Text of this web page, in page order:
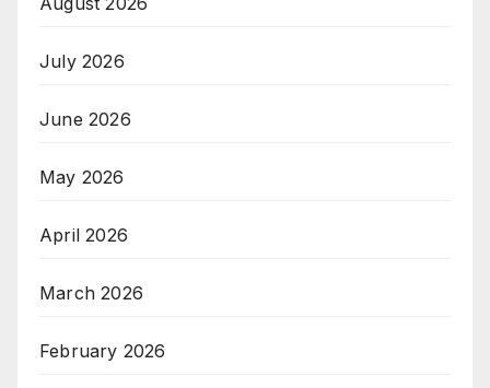
July 2026
June 2026
May 2026
April 2026
March 2026
February 2026